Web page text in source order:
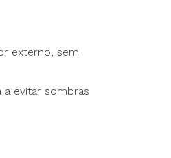
externo, sem
evitar sombras